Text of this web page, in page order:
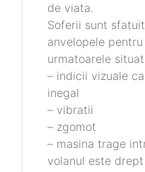
de viata.
Soferii sunt
anvelopele
urmatoarele
– indicii vizuale
inegal
– vibratii
– zgomot
– masina trage
volanul este drept